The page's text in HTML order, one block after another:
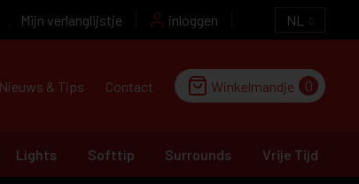
Mijn verlanglijstje inloggen NL
Nieuws & Tips Contact Winkelmandje 0
Lights Softtip Surrounds Vrije Tijd